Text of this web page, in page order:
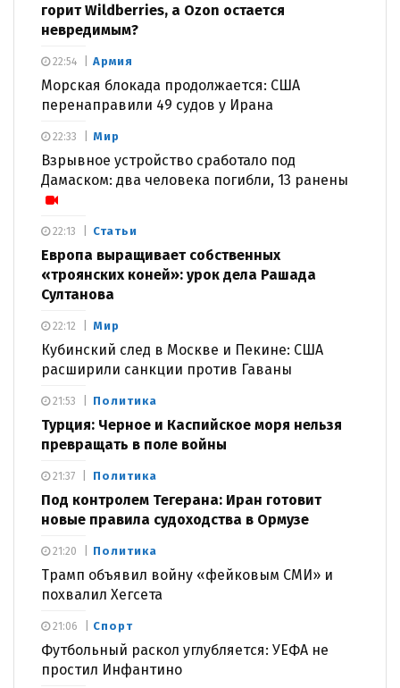
горит Wildberries, а Ozon остается
невредимым?
Армия
Морская блокада продолжается: США
перенаправили 49 судов у Ирана
22:54
Мир
Взрывное устройство сработало под
Дамаском: два человека погибли, 13 ранены
22:33
Статьи
Европа выращивает собственных
«троянских коней»: урок дела Рашада
Султанова
22:13
Мир
Кубинский след в Москве и Пекине: США
расширили санкции против Гаваны
22:12
Политика
Турция: Черное и Каспийское моря нельзя
превращать в поле войны
21:53
Политика
Под контролем Тегерана: Иран готовит
новые правила судоходства в Ормузе
21:37
Политика
Трамп объявил войну «фейковым СМИ» и
похвалил Хегсета
21:20
Спорт
Футбольный раскол углубляется: УЕФА не
простил Инфантино
21:06